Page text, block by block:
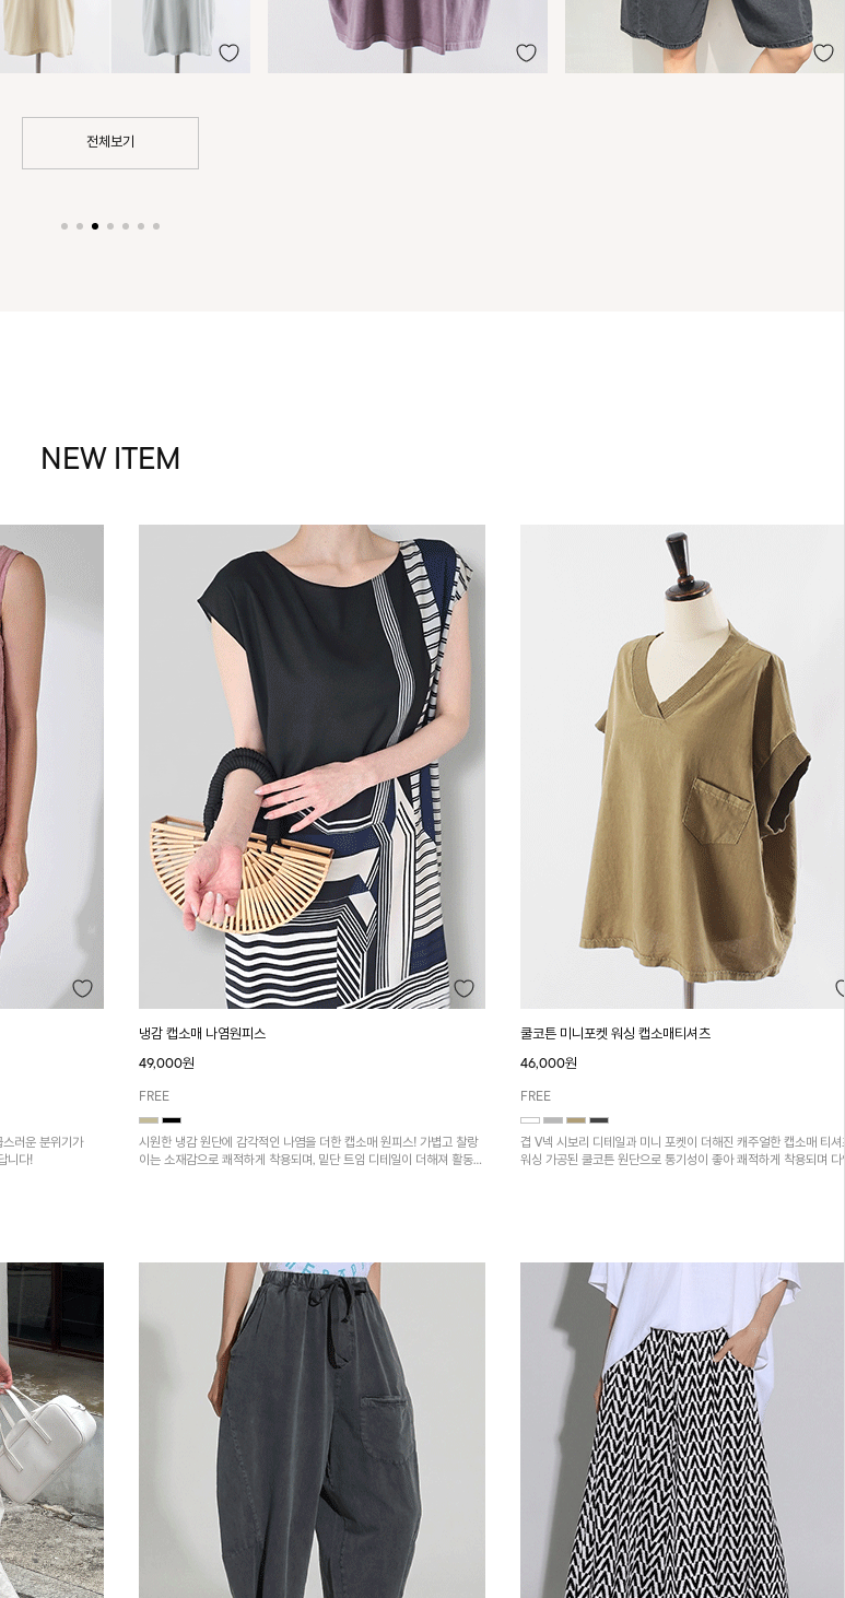
전체보기
NEW ITEM
러운 분위기가
니다!
냉감 캡소매 나염원피스
49,000원
FREE
시원한 냉감 원단에 감각적인 나염을 더한 캡소매 원피스! 가볍고 찰랑
이는 소재감으로 쾌적하게 착용되며, 밑단 트임 디테일이 더해져 활동성
쿨코튼 미니포켓 워싱 캡소매티셔츠
46,000원
FREE
겹 V넥 시보리 디테일과 미니 포켓이 더해진 캐주얼한 캡소매 티셔
워싱 가공된 쿨코튼 원단으로 통기성이 좋아 쾌적하게 착용되며 다